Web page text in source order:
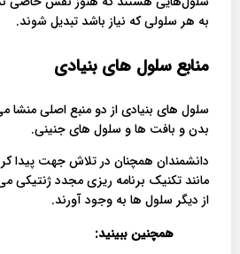
به هر سلولی که نیاز باشد تبدیل شوند.
منابع سلول های بنیادی
سلول های بنیادی از دو منبع اصلی منشا
بدن و بافت ها و سلول های جنینی.
دانشمندان همچنان در تلاش جهت پیدا
مانند تکنیک برنامه ریزی مجدد ژنتیکی
از دیگر سلول ها به وجود آورند.
همچنین ببینید: